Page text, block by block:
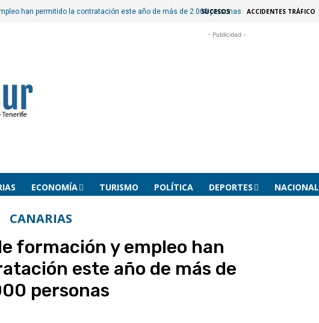
han permitido la contratación este año de más de 2.000 personas
SUCESOS ACCIDENTES TRÁFICO
- Publicidad -
ECONOMÍA TURISMO POLÍTICA DEPORTES NACIONAL
CANARIAS
formación y empleo han
este año de más de
personas